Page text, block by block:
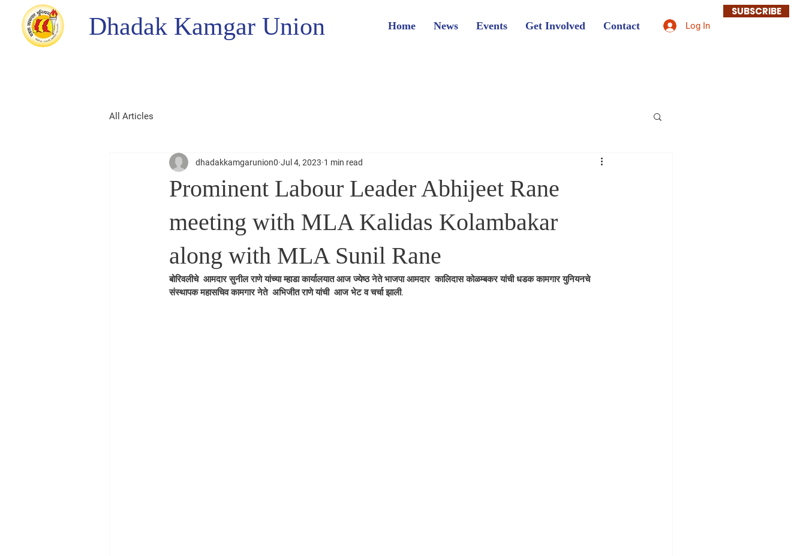
Dhadak Kamgar Union Home News Events Get Involved Contact Log In
SUBSCRIBE
All Articles
Prominent Labour Leader Abhijeet Rane
meeting with MLA Kalidas Kolambakar
along with MLA Sunil Rane
dhadakkamgarunion0 Jul 4, 2023 1 min read
बोरिवलीचे  आमदार सुनील राणे यांच्या म्हाडा कार्यालयात आज ज्येष्ठ नेते भाजपा आमदार  कालिदास कोळम्बकर यांची धडक कामगार युनियनचे
संस्थापक महासचिव कामगार नेते  अभिजीत राणे यांची  आज भेट व चर्चा झाली.